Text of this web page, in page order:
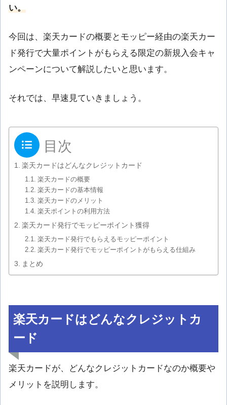
い。
今回は、楽天カードの概要とモッピー経由の楽天カー
ド発行で大量ポイントがもらえる限定の新規入会キャ
ンペーンについて解説したいと思います。
それでは、早速見ていきましょう。
目次
楽天カードはどんなクレジットカード
楽天カードの概要
楽天カードの基本情報
楽天カードのメリット
楽天ポイントの利用方法
楽天カード発行でモッピーポイント獲得
楽天カード発行でもらえるモッピーポイント
楽天カード発行でモッピーポイントがもらえる仕組み
まとめ
楽天カードはどんなクレジットカ
ード
楽天カードが、どんなクレジットカードなのか概要や
メリットを説明します。